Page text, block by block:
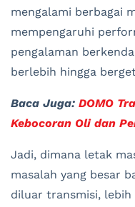
mengalami berbagai
mempengaruhi
pengalaman
berlebih hingga
Baca Juga: DOMO
Kebocoran Oli dan
Jadi, dimana letak
masalah yang besar
diluar transmisi,